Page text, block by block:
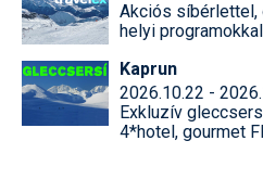
Akciós síbérlettel,
helyi
Kaprun
2026.10.22 -
Exkluzív
4*hotel, gourmet